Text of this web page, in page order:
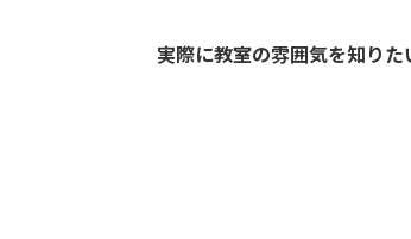
実際に教室の雰囲気を知りた